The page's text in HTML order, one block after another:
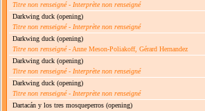
Titre non renseigné- Interprète non renseigné
Darkwing duck (opening)
Titre non renseigné- Interprète non renseigné
Darkwing duck (opening)
Titre non renseigné- Anne Meson-Poliakoff, Gérard Hernandez
Darkwing duck (opening)
Titre non renseigné- Interprète non renseigné
Darkwing duck (opening)
Titre non renseigné- Interprète non renseigné
Dartacán y los tres mosqueperros (opening)